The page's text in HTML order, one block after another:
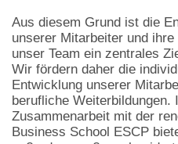
Aus diesem Grund ist die
unserer Mitarbeiter und
unser Team ein zentrales
Wir fördern daher die
Entwicklung unserer
berufliche Weiterbildungen.
Zusammenarbeit mit der
Business School ESCP